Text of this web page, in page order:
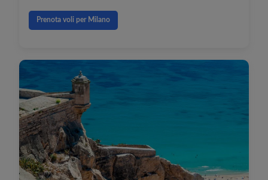
Prenota voli per Milano